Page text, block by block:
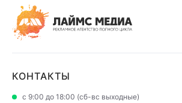
КОНТАКТЫ
с 9:00 до 18:00 (сб-вс выходные)